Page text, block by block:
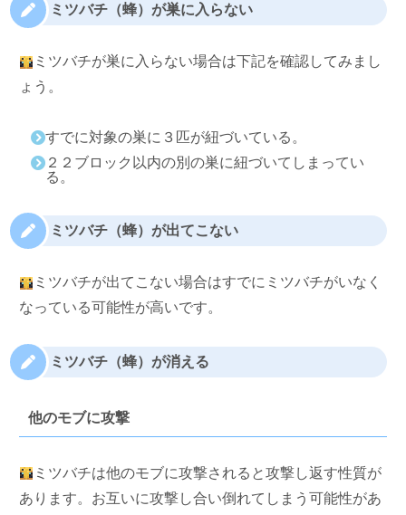
ミツバチ（蜂）が巣に入らない
ミツバチが巣に入らない場合は下記を確認してみまし
ょう。
すでに対象の巣に３匹が紐づいている。
２２ブロック以内の別の巣に紐づいてしまってい
る。
ミツバチ（蜂）が出てこない
ミツバチが出てこない場合はすでにミツバチがいなく
なっている可能性が高いです。
ミツバチ（蜂）が消える
他のモブに攻撃
ミツバチは他のモブに攻撃されると攻撃し返す性質が
あります。お互いに攻撃し合い倒れてしまう可能性があ